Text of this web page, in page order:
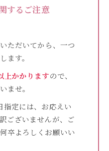
するご注意
ただいてから、一つ
ます。
上かかりますので、
ませ。
定には、お応えい
ございませんが、ご
卒よろしくお願いい